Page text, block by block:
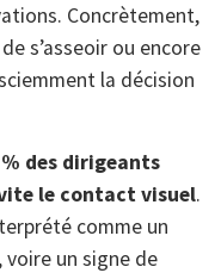
Concrètement,
s’asseoir ou encore
la décision
% des dirigeants
le contact visuel.
comme un
un signe de